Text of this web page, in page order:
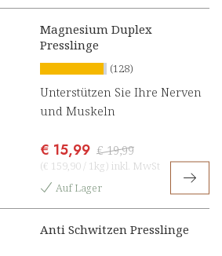
Magnesium Duplex
Presslinge
(128)
Unterstützen Sie Ihre Nerven
und Muskeln
€ 15,99 € 19,99
(€ 159,90 / 1kg) inkl. MwSt
Auf Lager
Anti Schwitzen Presslinge